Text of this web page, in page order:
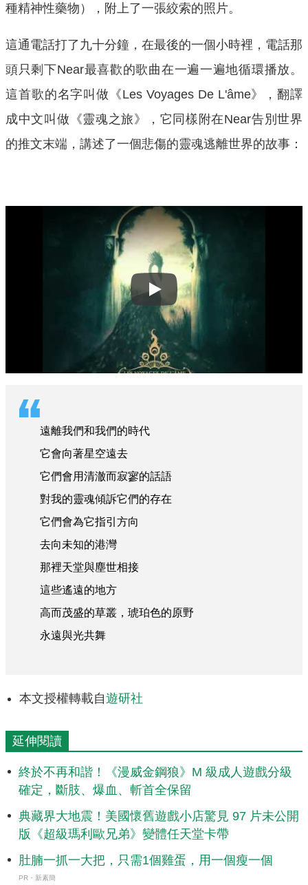
種精神性藥物），附上了一張絞索的照片。
這通電話打了九十分鐘，在最後的一個小時裡，電話那
頭只剩下Near最喜歡的歌曲在一遍一遍地循環播放。
這首歌的名字叫做《Les Voyages De L'âme》，翻譯
成中文叫做《靈魂之旅》，它同樣附在Near告別世界
的推文末端，講述了一個悲傷的靈魂逃離世界的故事：
Play
遠離我們和我們的時代
它會向著星空遠去
它們會用清澈而寂寥的話語
對我的靈魂傾訴它們的存在
它們會為它指引方向
去向未知的港灣
那裡天堂與塵世相接
這些遙遠的地方
高而茂盛的草叢，琥珀色的原野
永遠與光共舞
本文授權轉載自遊研社
延伸閱讀
終於不再和諧！《漫威金鋼狼》M 級成人遊戲分級
確定，斷肢、爆血、斬首全保留
典藏界大地震！美國懷舊遊戲小店驚見 97 片未公開
版《超級瑪利歐兄弟》變體任天堂卡帶
肚腩一抓一大把，只需1個雞蛋，用一個瘦一個
PR・新素簡